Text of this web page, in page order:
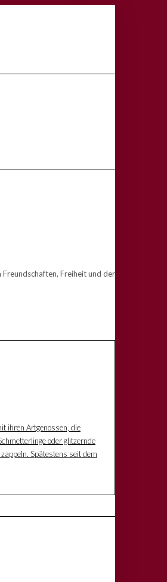
Freundschaften, Freiheit und der
ihren Artgenossen, die
oder glitzernde
Spätestens seit dem